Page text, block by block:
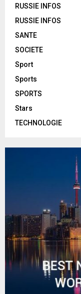
RUSSIE INFOS
RUSSIE INFOS
SANTE
SOCIETE
Sport
Sports
SPORTS
Stars
TECHNOLOGIE